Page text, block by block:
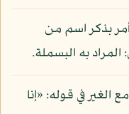
بذكر اسم من
به البسملة.
الغير في قوله: «إنا